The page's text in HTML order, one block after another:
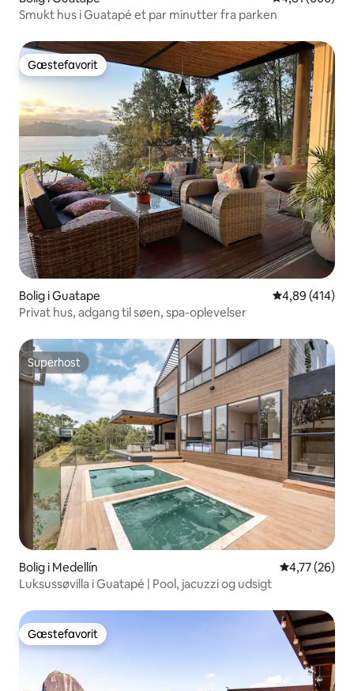
Smukt hus i Guatapé et par minutter fra parken
Gæstefavorit
Gæstefavorit
Bolig i Guatape 4,89 ud af 5 i
4,89 (414)
Privat hus, adgang til søen, spa-oplevelser
Superhost
Superhost
Bolig i Medellín 4,77 ud af 5
4,77 (26)
Luksussøvilla i Guatapé | Pool, jacuzzi og udsigt
Gæstefavorit
Gæstefavorit